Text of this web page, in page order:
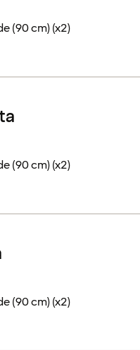
(90 cm) (x2)
(90 cm) (x2)
(90 cm) (x2)